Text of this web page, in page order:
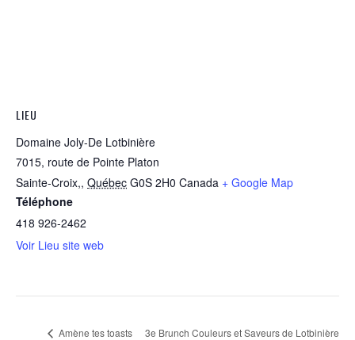
LIEU
Domaine Joly-De Lotbinière
7015, route de Pointe Platon
Sainte-Croix,, Québec G0S 2H0 Canada + Google Map
Téléphone
418 926-2462
Voir Lieu site web
Amène tes toasts 3e Brunch Couleurs et Saveurs de Lotbinière